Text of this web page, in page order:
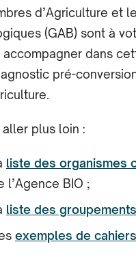
d’Agriculture et
(GAB) sont à
accompagner dans
pré-
aller plus loin :
liste des organismes
l’Agence BIO ;
liste des
exemples de